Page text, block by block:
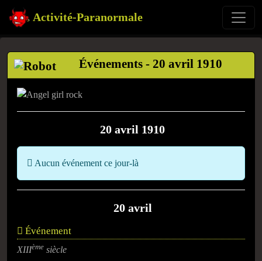
Activité-Paranormale
Événements - 20 avril 1910
20 avril 1910
Aucun événement ce jour-là
20 avril
Événement
XIIIème siècle